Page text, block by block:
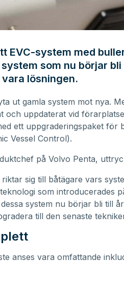
EVC-system med
som nu börjar bli
lösningen.
ut gamla system mot nya.
och uppdaterat vid
ett uppgraderingspaket för
Vessel Control).
på Volvo Penta,
sig till båtägare vars
som introducerades
system nu börjar bli till
till den senaste
anses vara omfattande